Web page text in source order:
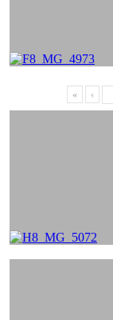
« ‹